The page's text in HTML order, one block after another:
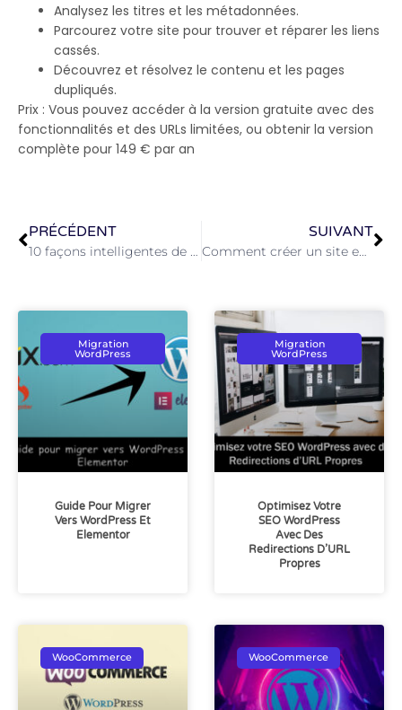
Analysez les titres et les métadonnées.
Parcourez votre site pour trouver et réparer les liens
cassés.
Découvrez et résolvez le contenu et les pages
dupliqués.
Prix : Vous pouvez accéder à la version gratuite avec des
fonctionnalités et des URLs limitées, ou obtenir la version
complète pour 149 € par an
PRÉCÉDENT
10 façons intelligentes de sécuriser efficacement votre site Web WordPress
SUIVANT
Comment créer un site ecommerce boutique en ligne avec WordPress
Migration
WordPress
Guide Pour Migrer
Vers WordPress Et
Elementor
Migration
WordPress
Optimisez Votre
SEO WordPress
Avec Des
Redirections D’URL
Propres
WooCommerce WooCommerce